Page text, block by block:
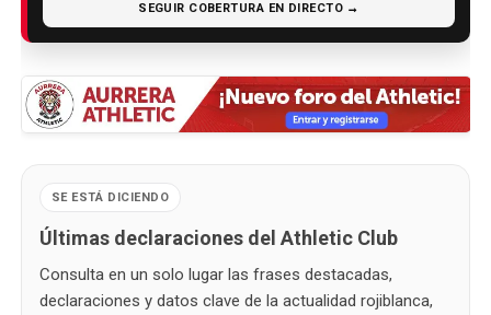
SEGUIR COBERTURA EN DIRECTO →
SE ESTÁ DICIENDO
Últimas declaraciones del Athletic Club
Consulta en un solo lugar las frases destacadas,
declaraciones y datos clave de la actualidad rojiblanca,